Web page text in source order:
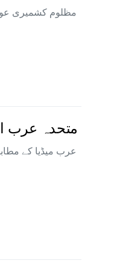
مظلوم کشمیری
متحدہ عرب
عرب میڈیا کے